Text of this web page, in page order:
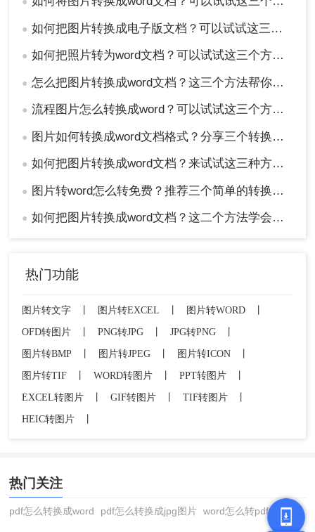
● 如何把图片转换成电子版文档？可以试试这三个方法！
● 如何把照片转为word文档？可以试试这三个方法！
● 怎么把图片转换成word文档？这三个方法帮你轻松解决！
● 流程图片怎么转换成word？可以试试这三个方法！
● 图片如何转换成word文档格式？分享三个转换方法！
● 如何把图片转换成word文档？来试试这三种方法吧！
● 图片转word怎么转免费？推荐三个简单的转换方法！
● 如何把图片转换成word文档？这二个方法学会省时省力！
热门功能
图片转文字 图片转EXCEL 图片转WORD
OFD转图片
PNG转JPG JPG转PNG
图片转BMP
图片转JPEG 图片转ICON
图片转TIF
WORD转图片 PPT转图片
EXCEL转图片
GIF转图片 TIF转图片
HEIC转图片
热门关注
pdf怎么转换成word pdf怎么转换成jpg图片 word怎么转pdf